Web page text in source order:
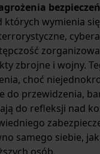
których wymienia
zbrojne i wojny.
choć
do przewidzenia,
do refleksji nad
samego siebie,